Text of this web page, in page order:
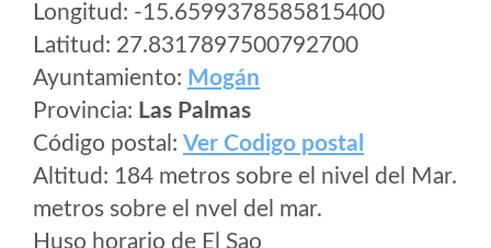
Longitud: -15.6599378585815400
Latitud: 27.8317897500792700
Ayuntamiento: Mogán
Provincia: Las Palmas
Código postal: Ver Codigo postal
Altitud: 184 metros sobre el nivel del Mar.
metros sobre el nvel del mar.
Huso horario de El Sao